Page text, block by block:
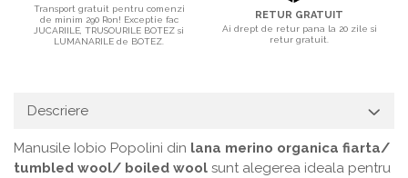
Transport gratuit pentru comenzi
de minim 290 Ron! Exceptie fac
JUCARIILE, TRUSOURILE BOTEZ si
LUMANARILE de BOTEZ.
RETUR GRATUIT
Ai drept de retur pana la 20 zile si
retur gratuit.
Descriere
Manusile Iobio Popolini din lana merino organica fiarta/
tumbled wool/ boiled wool sunt alegerea ideala pentru